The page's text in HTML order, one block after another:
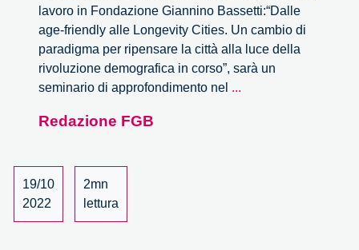
lavoro in Fondazione Giannino Bassetti:“Dalle
age-friendly alle Longevity Cities. Un cambio di
paradigma per ripensare la città alla luce della
rivoluzione demografica in corso”, sarà un
seminario di approfondimento nel ...
Redazione FGB
19/10
2022
2mn
lettura